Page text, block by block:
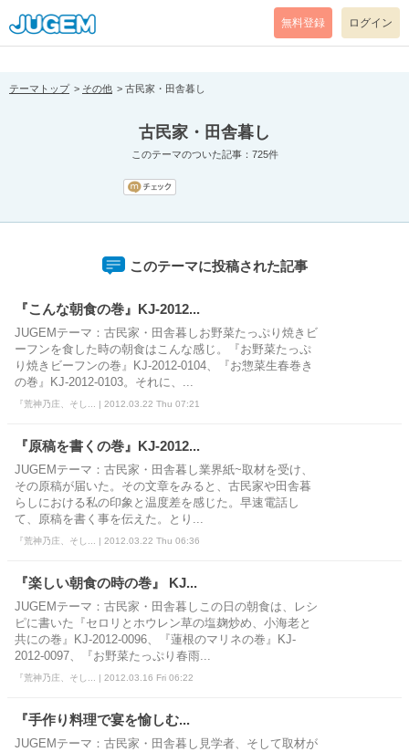
[pear_error: message="Success" code=0 mode=return level=notice
prefix="" info=""]
無料登録 ログイン
テーマトップ その他 古民家・田舎暮し
古民家・田舎暮し
このテーマのついた記事：725件
このテーマに投稿された記事
『こんな朝食の巻』KJ-2012...
JUGEMテーマ：古民家・田舎暮しお野菜たっぷり焼きビ
ーフンを食した時の朝食はこんな感じ。『お野菜たっぷ
り焼きビーフンの巻』KJ-2012-0104、『お惣菜生春巻き
の巻』KJ-2012-0103。それに、...
『荒神乃庄、そし... | 2012.03.22 Thu 07:21
『原稿を書くの巻』KJ-2012...
JUGEMテーマ：古民家・田舎暮し業界紙~取材を受け、
その原稿が届いた。その文章をみると、古民家や田舎暮
らしにおける私の印象と温度差を感じた。早速電話し
て、原稿を書く事を伝えた。とり...
『荒神乃庄、そし... | 2012.03.22 Thu 06:36
『楽しい朝食の時の巻』 KJ...
JUGEMテーマ：古民家・田舎暮しこの日の朝食は、レシ
ピに書いた『セロリとホウレン草の塩麹炒め、小海老と
共にの巻』KJ-2012-0096、『蓮根のマリネの巻』KJ-
2012-0097、『お野菜たっぷり春雨...
『荒神乃庄、そし... | 2012.03.16 Fri 06:22
『手作り料理で宴を愉しむ...
JUGEMテーマ：古民家・田舎暮し見学者、そして取材が